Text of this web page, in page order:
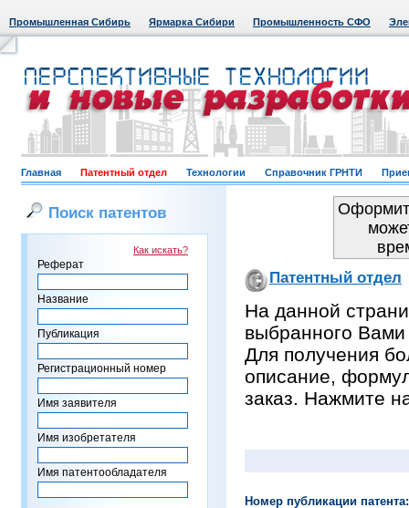
Промышленная Сибирь Ярмарка Сибири Промышленность СФО
Главная Патентный отдел Технологии Справочник ГРНТИ
Поиск патентов
Как искать?
Реферат
Название
Публикация
Регистрационный номер
Имя заявителя
Имя изобретателя
Имя патентообладателя
Патентный отдел
На данной
выбранного Вами
Для получения
описание,
заказ. Нажмите
Номер публикации